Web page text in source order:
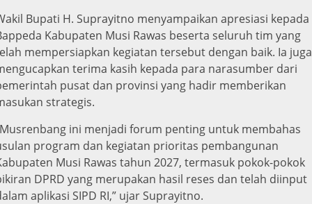
Bupati H. Suprayitno menyampaikan apresiasi kepada
Kabupaten Musi Rawas beserta seluruh tim yang
mempersiapkan kegiatan tersebut dengan baik. Ia juga
terima kasih kepada para narasumber dari
pusat dan provinsi yang hadir memberikan
strategis.
ini menjadi forum penting untuk membahas
program dan kegiatan prioritas pembangunan
Musi Rawas tahun 2027, termasuk pokok-pokok
DPRD yang merupakan hasil reses dan telah diinput
aplikasi SIPD RI,” ujar Suprayitno.